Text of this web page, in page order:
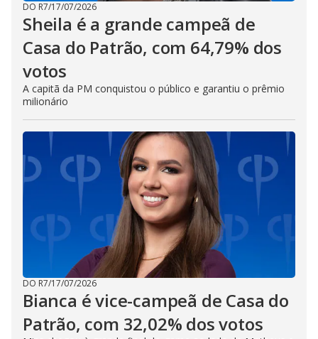
DO R7/17/07/2026
Sheila é a grande campeã de
Casa do Patrão, com 64,79% dos
votos
A capitã da PM conquistou o público e garantiu o prêmio
milionário
DO R7/17/07/2026
Bianca é vice-campeã de Casa do
Patrão, com 32,02% dos votos